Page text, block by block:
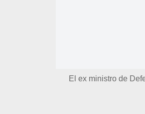
El ex ministro de